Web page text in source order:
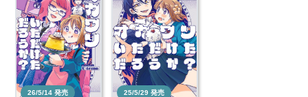
26/5/14 発売 25/5/29 発売